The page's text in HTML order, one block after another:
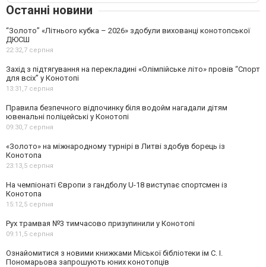
Останні новини
“Золото” «Літнього кубка – 2026» здобули вихованці конотопської
ДЮСШ
22:32,7 серпня
Захід з підтягування на перекладині «Олімпійське літо» провів “Спорт
для всіх” у Конотопі
13:31,7 серпня
Правила безпечного відпочинку біля водойм нагадали дітям
ювенальні поліцейські у Конотопі
09:30,7 серпня
«Золото» на міжнародному турнірі в Литві здобув борець із
Конотопа
23:13,5 серпня
На чемпіонаті Європи з гандболу U-18 виступає спортсмен із
Конотопа
15:12,5 серпня
Рух трамвая №3 тимчасово призупинили у Конотопі
09:11,5 серпня
Ознайомитися з новими книжками Міської бібліотеки ім С. І.
Пономарьова запрошують юних конотопців